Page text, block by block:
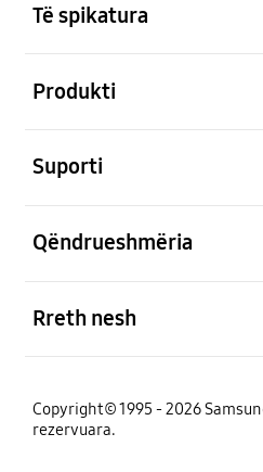
Të spikatura
Produkti
Suporti
Qëndrueshmëria
Rreth nesh
Copyright© 1995 - 2026
rezervuara.